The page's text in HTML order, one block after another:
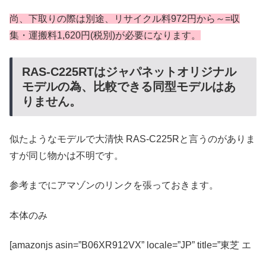
尚、下取りの際は別途、リサイクル料972円から～=収
集・運搬料1,620円(税別)が必要になります。
RAS-C225RTはジャパネットオリジナル
モデルの為、比較できる同型モデルはあ
りません。
似たようなモデルで大清快 RAS-C225Rと言うのがありま
すが同じ物かは不明です。
参考までにアマゾンのリンクを張っておきます。
本体のみ
[amazonjs asin=”B06XR912VX” locale=”JP” title=”東芝 エ